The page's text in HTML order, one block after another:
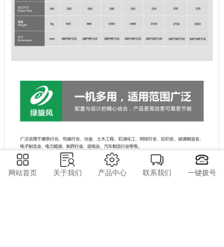
网站首页 关于我们 产品中心 联系我们 一键拨号